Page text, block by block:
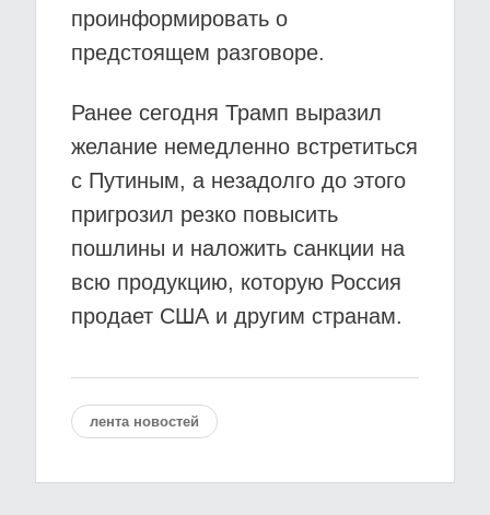
проинформировать о
предстоящем разговоре.
Ранее сегодня Трамп выразил
желание немедленно встретиться
с Путиным, а незадолго до этого
пригрозил резко повысить
пошлины и наложить санкции на
всю продукцию, которую Россия
продает США и другим странам.
лента новостей